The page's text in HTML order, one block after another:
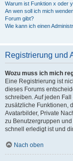
Warum ist Funktion x oder
An wen soll ich mich
Forum gibt?
Wie kann ich einen
Registrierung und
Wozu muss ich mich
Eine Registrierung ist
dieses Forums
schreiben. Auf jeden
zusätzliche Funktionen,
Avatarbilder, Private
zu Benutzergruppen
schnell erledigt ist und
Nach oben